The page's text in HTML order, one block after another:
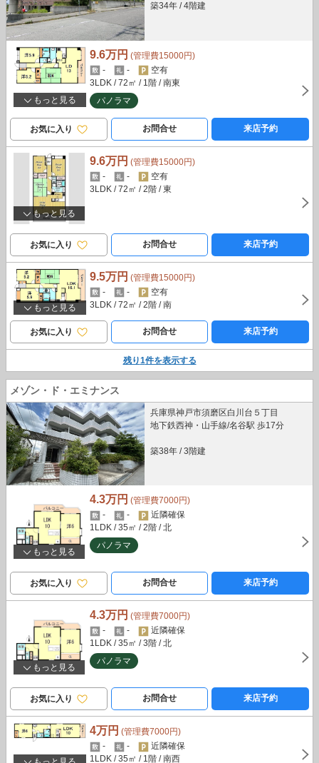
築34年 / 4階建
もっと見る
9.6万円 (管理費15000円)
-
-
空有
3LDK / 72㎡ / 1階 / 南東
パノラマ
お気に入り お問合せ 来店予約
もっと見る
9.6万円 (管理費15000円)
-
-
空有
3LDK / 72㎡ / 2階 / 東
お気に入り お問合せ 来店予約
もっと見る
9.5万円 (管理費15000円)
-
-
空有
3LDK / 72㎡ / 2階 / 南
お気に入り お問合せ 来店予約
残り1件を表示する
メゾン・ド・エミナンス
兵庫県神戸市須磨区白川台５丁目
地下鉄西神・山手線/名谷駅 歩17分
築38年 / 3階建
もっと見る
4.3万円 (管理費7000円)
-
-
近隣確保
1LDK / 35㎡ / 2階 / 北
パノラマ
お気に入り お問合せ 来店予約
もっと見る
4.3万円 (管理費7000円)
-
-
近隣確保
1LDK / 35㎡ / 3階 / 北
パノラマ
お気に入り お問合せ 来店予約
4万円 (管理費7000円)
-
-
近隣確保
1LDK / 35㎡ / 1階 / 南西